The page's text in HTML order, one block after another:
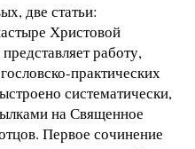
две статьи:
Христовой
работу,
практических
систематически,
на Священное
Первое сочинение